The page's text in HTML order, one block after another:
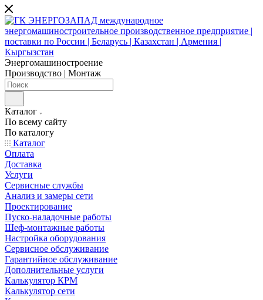
Энергомашиностроение
Производство | Монтаж
Каталог
По всему сайту
По каталогу
Каталог
Оплата
Доставка
Услуги
Сервисные службы
Анализ и замеры сети
Проектирование
Пуско-наладочные работы
Шеф-монтажные работы
Настройка оборудования
Сервисное обслуживание
Гарантийное обслуживание
Дополнительные услуги
Калькулятор КРМ
Калькулятор сети